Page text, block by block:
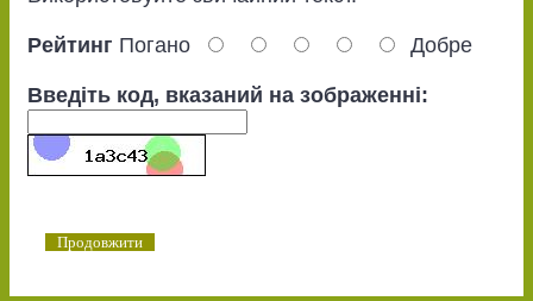
Рейтинг Погано Добре
Введіть код, вказаний на зображенні:
Продовжити